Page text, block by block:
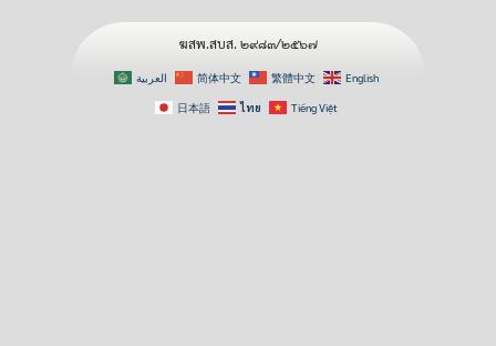
ฆสพ.สบส. ๒๙๘๓/๒๕๖๗
العربية 简体中文 繁體中文 English
日本語 ไทย Tiếng Việt